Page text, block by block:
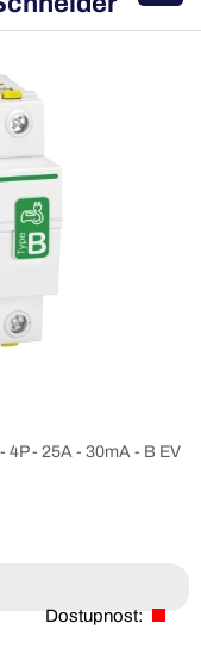
4P - 25A - 30mA - B EV
Dostupnost: